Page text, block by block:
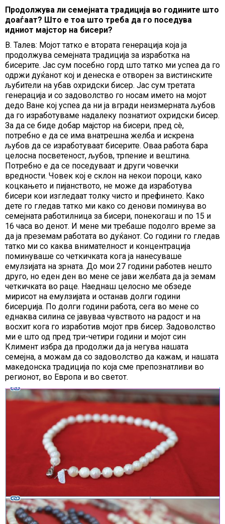
Продолжува ли семејната традиција во годините што
доаѓаат? Што е тоа што треба да го поседува
идниот мајстор на бисери?
В. Талев: Мојот татко е втората генерација која ја
продолжува семејната традиција за изработка на
бисерите. Јас сум посебно горд што татко ми успеа да го
одржи дуќанот кој и денеска е отворен за вистинските
љубители на убав охридски бисер. Јас сум третата
генерација и со задоволство го носам името на мојот
дедо Ване кој успеа да ни ја вгради неизмерната љубов
да го изработуваме надалеку познатиот охридски бисер.
За да се биде добар мајстор на бисери, пред сè,
потребно е да се има внатрешна желба и искрена
љубов да се изработуваат бисерите. Оваа работа бара
целосна посветеност, љубов, трпение и вештина.
Потребно е да се поседуваат и други човечки
вредности. Човек кој е склон на некои пороци, како
коцкањето и пијанството, не може да изработува
бисери кои изгледаат толку чисто и префинето. Како
дете го гледав татко ми како со денови поминува во
семејната работилница за бисери, понекогаш и по 15 и
16 часа во денот. И мене ми требаше подолго време за
да ја преземам работата во дуќанот. Со години го гледав
татко ми со каква внимателност и концентрација
поминуваше со четкичката кога ја нанесуваше
емулзијата на зрната. До мои 27 години работев нешто
друго, но еден ден во мене се јави желбата да ја земам
четкичката во раце. Наеднаш целосно ме обзеде
мирисот на емулзијата и останав долги години
бисерџија. По долги години работа, сега во мене со
еднаква силина се јавуваа чувството на радост и на
восхит кога го изработив мојот прв бисер. Задоволство
ми е што од пред три-четири години и мојот син
Климент избра да продолжи да ја негува нашата
семејна, а можам да со задоволство да кажам, и нашата
македонска традиција по која сме препознатливи во
регионот, во Европа и во светот.